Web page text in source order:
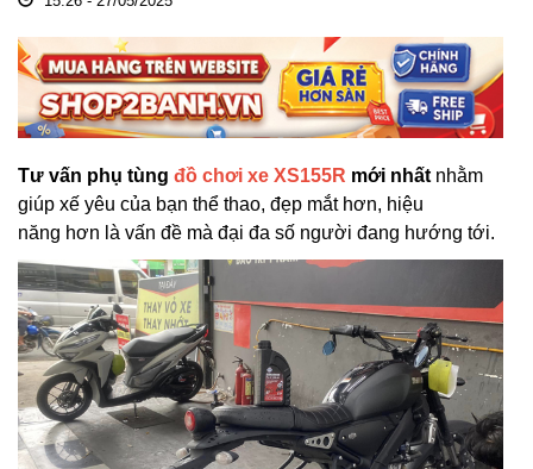
Tư vấn phụ tùng đồ chơi xe XS155R mới nhất nhằm
giúp xế yêu của bạn thể thao, đẹp mắt hơn, hiệu
năng hơn là vấn đề mà đại đa số người đang hướng tới.